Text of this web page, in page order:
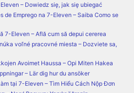
– Dowiedz się, jak się ubiegać
de Emprego na 7-Eleven – Saiba Como se
7-Eleven – Află cum să depui cererea
voľné pracovné miesta – Dozviete sa,
Avoimet Haussa – Opi Miten Hakea
– Lär dig hur du ansöker
tại 7-Eleven – Tìm Hiểu Cách Nộp Đơn